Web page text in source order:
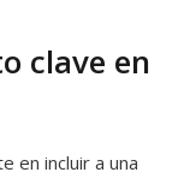
clave en
en incluir a una